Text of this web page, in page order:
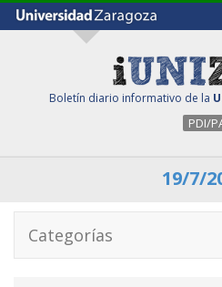
Boletín diario informativo de la
PDI/
19/7/
Categorías